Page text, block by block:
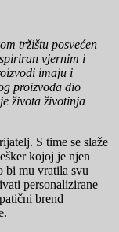
tržištu posvećen
vjernim i
imaju i
proizvoda dio
života životinja
S time se slaže
kojoj je njen
bi mu vratila svu
personalizirane
brend